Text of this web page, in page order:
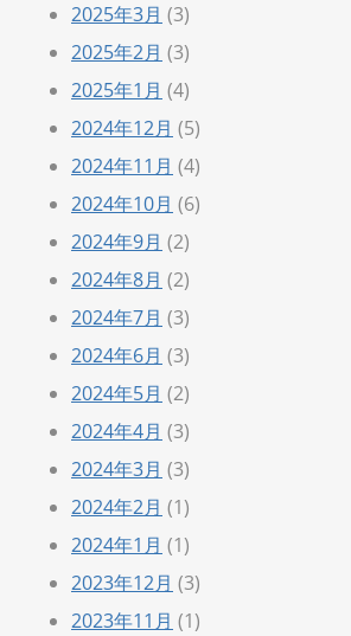
2025年3月 (3)
2025年2月 (3)
2025年1月 (4)
2024年12月 (5)
2024年11月 (4)
2024年10月 (6)
2024年9月 (2)
2024年8月 (2)
2024年7月 (3)
2024年6月 (3)
2024年5月 (2)
2024年4月 (3)
2024年3月 (3)
2024年2月 (1)
2024年1月 (1)
2023年12月 (3)
2023年11月 (1)